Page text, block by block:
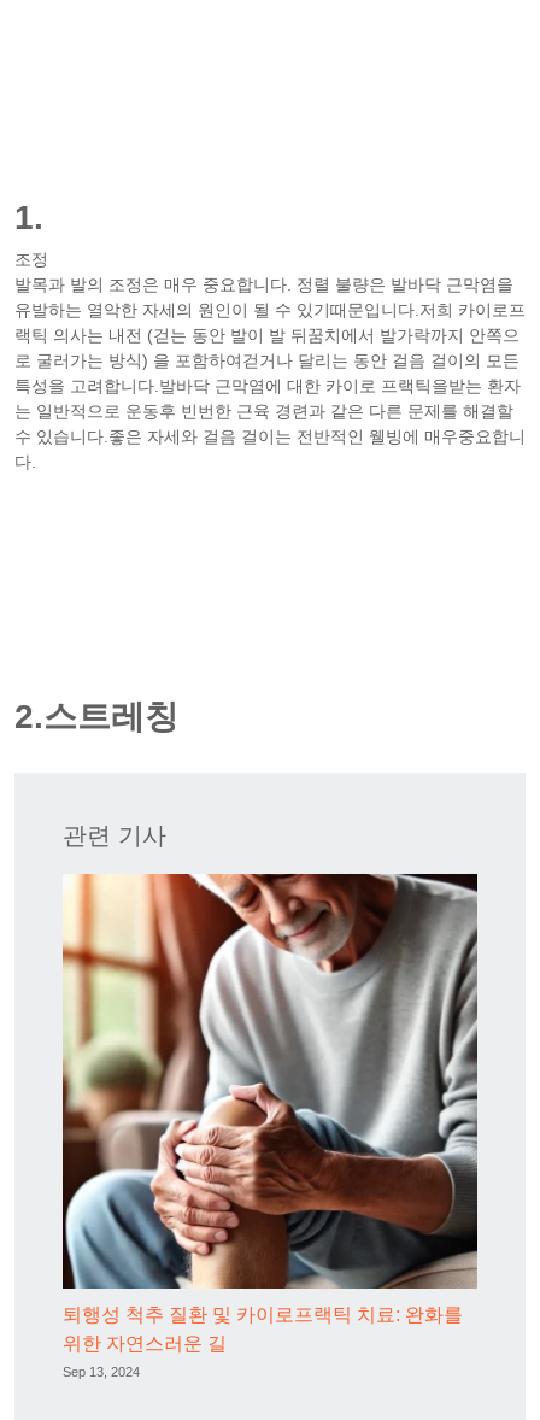
1.
조정
발목과 발의 조정은 매우 중요합니다. 정렬 불량은 발바닥 근막염을
유발하는 열악한 자세의 원인이 될 수 있기때문입니다.저희 카이로프
랙틱 의사는 내전 (걷는 동안 발이 발 뒤꿈치에서 발가락까지 안쪽으
로 굴러가는 방식) 을 포함하여걷거나 달리는 동안 걸음 걸이의 모든
특성을 고려합니다.발바닥 근막염에 대한 카이로 프랙틱을받는 환자
는 일반적으로 운동후 빈번한 근육 경련과 같은 다른 문제를 해결할
수 있습니다.좋은 자세와 걸음 걸이는 전반적인 웰빙에 매우중요합니
다.
2.스트레칭
관련 기사
퇴행성 척추 질환 및 카이로프랙틱 치료: 완화를
위한 자연스러운 길
Sep 13, 2024